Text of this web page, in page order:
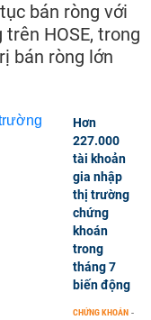
bán ròng với
HOSE, trong
bán ròng lớn
Hơn
227.000
tài khoản
gia nhập
thị trường
chứng
khoán
trong
tháng 7
biến động
CHỨNG KHOÁN -